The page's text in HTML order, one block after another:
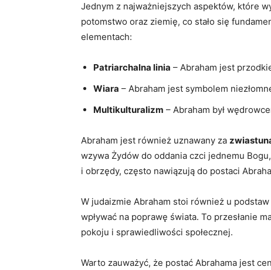
Jednym z najważniejszych aspektów, które
potomstwo oraz ziemię, co stało się
elementach:
Patriarchalna linia – Abraham jest
Wiara – Abraham jest symbolem
Multikulturalizm – Abraham był
Abraham jest również uznawany za
wzywa Żydów do oddania czci jednemu
i obrzędy, często nawiązują do postaci
W judaizmie Abraham stoi również u
wpływać na poprawę świata. To przesłanie
pokoju i sprawiedliwości społecznej.
Warto zauważyć, że postać Abrahama jest